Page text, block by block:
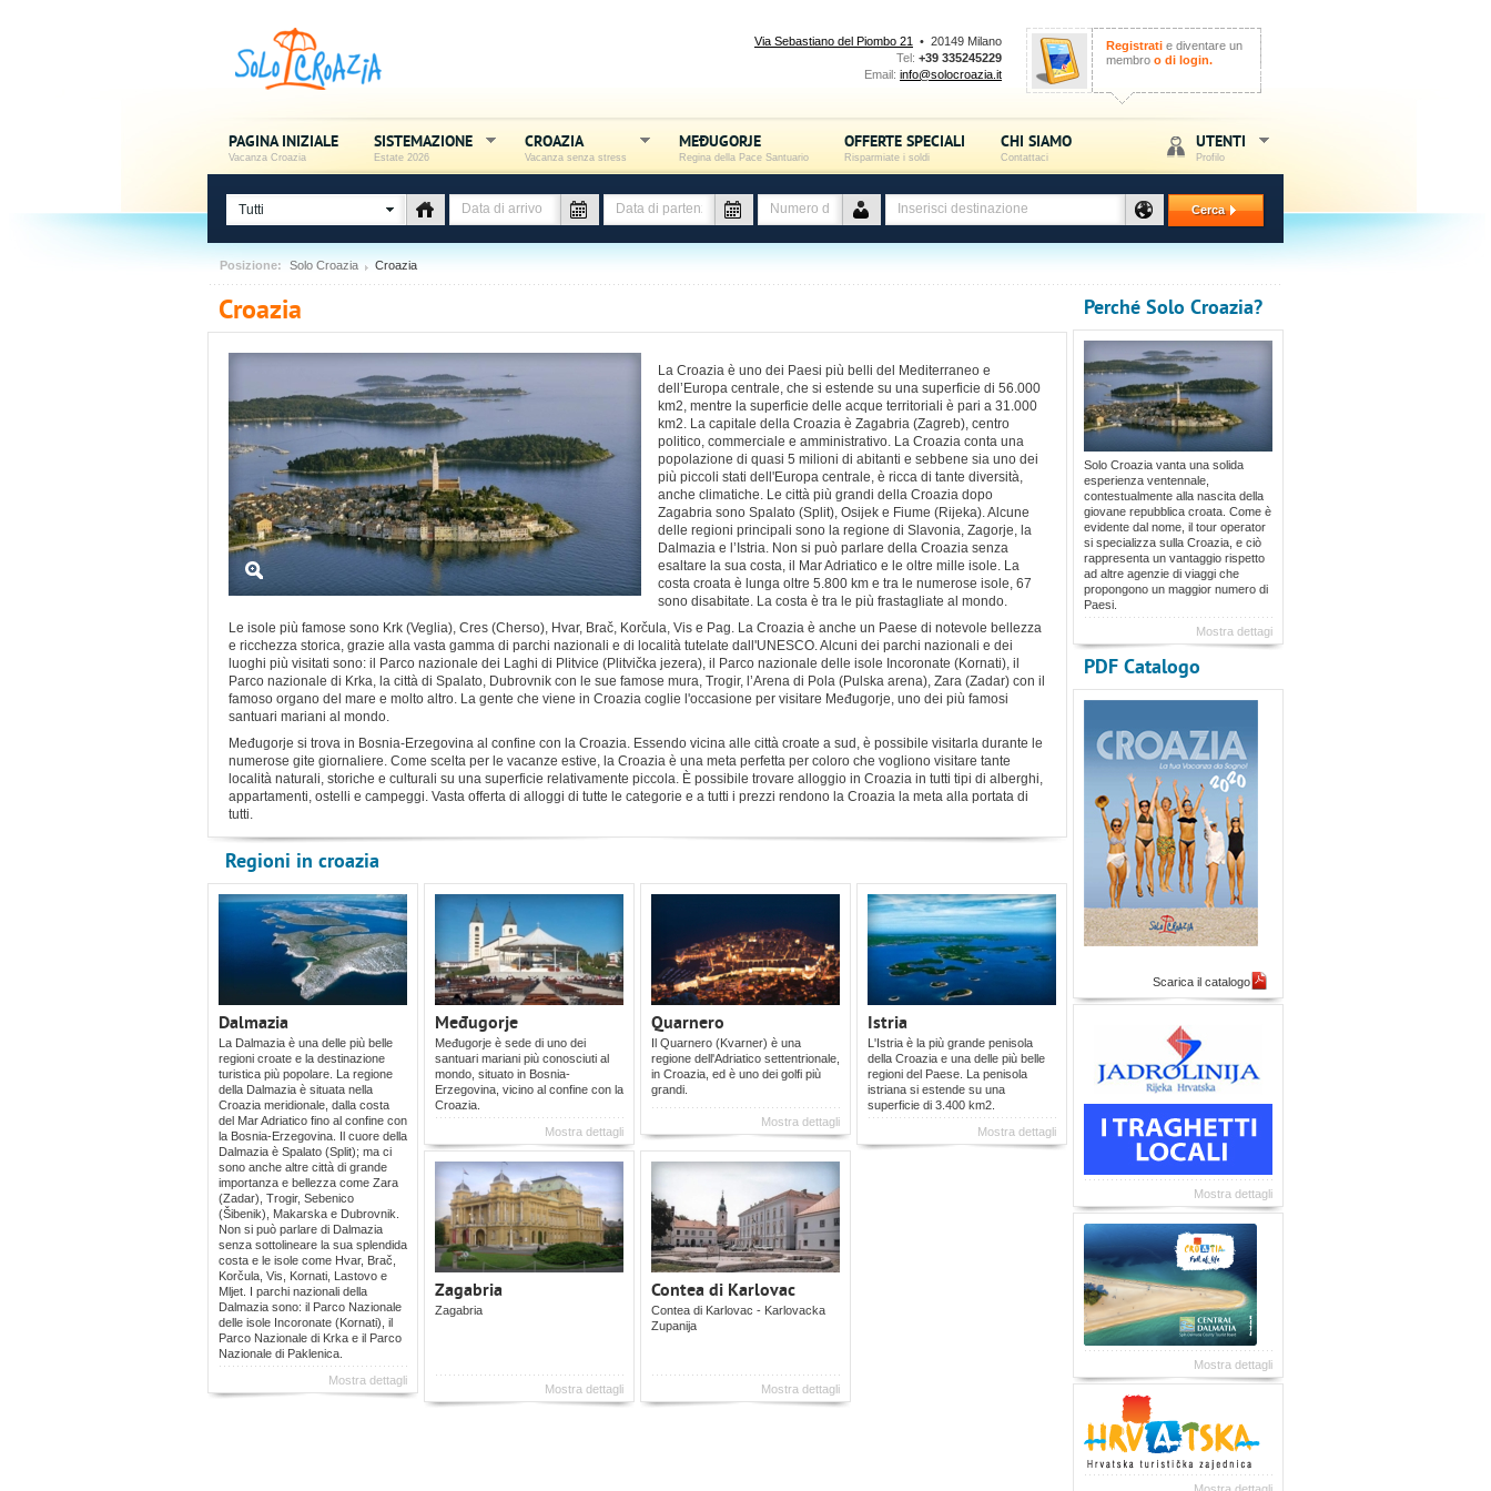
Via Sebastiano del Piombo 21
• 20149 Milano
Tel: +39 335245229
Email: info@solocroazia.it
Registrati e diventare un
membro o di login.
PAGINA INIZIALE
Vacanza Croazia
SISTEMAZIONE
Estate 2026
CROAZIA
Vacanza senza stress
MEĐUGORJE
Regina della Pace Santuario
OFFERTE SPECIALI
Risparmiate i soldi
CHI SIAMO
Contattaci
UTENTI
Profilo
Tutti Cerca
Posizione: Solo Croazia Croazia
Croazia
La Croazia è uno dei Paesi più belli del Mediterraneo e
dell’Europa centrale, che si estende su una superficie di 56.000
km2, mentre la superficie delle acque territoriali è pari a 31.000
km2. La capitale della Croazia è Zagabria (Zagreb), centro
politico, commerciale e amministrativo. La Croazia conta una
popolazione di quasi 5 milioni di abitanti e sebbene sia uno dei
più piccoli stati dell'Europa centrale, è ricca di tante diversità,
anche climatiche. Le città più grandi della Croazia dopo
Zagabria sono Spalato (Split), Osijek e Fiume (Rijeka). Alcune
delle regioni principali sono la regione di Slavonia, Zagorje, la
Dalmazia e l’Istria. Non si può parlare della Croazia senza
esaltare la sua costa, il Mar Adriatico e le oltre mille isole. La
costa croata è lunga oltre 5.800 km e tra le numerose isole, 67
sono disabitate. La costa è tra le più frastagliate al mondo.
Le isole più famose sono Krk (Veglia), Cres (Cherso), Hvar, Brač, Korčula, Vis e Pag. La Croazia è anche un Paese di notevole bellezza
e ricchezza storica, grazie alla vasta gamma di parchi nazionali e di località tutelate dall'UNESCO. Alcuni dei parchi nazionali e dei
luoghi più visitati sono: il Parco nazionale dei Laghi di Plitvice (Plitvička jezera), il Parco nazionale delle isole Incoronate (Kornati), il
Parco nazionale di Krka, la città di Spalato, Dubrovnik con le sue famose mura, Trogir, l’Arena di Pola (Pulska arena), Zara (Zadar) con il
famoso organo del mare e molto altro. La gente che viene in Croazia coglie l'occasione per visitare Međugorje, uno dei più famosi
santuari mariani al mondo.
Međugorje si trova in Bosnia-Erzegovina al confine con la Croazia. Essendo vicina alle città croate a sud, è possibile visitarla durante le
numerose gite giornaliere. Come scelta per le vacanze estive, la Croazia è una meta perfetta per coloro che vogliono visitare tante
località naturali, storiche e culturali su una superficie relativamente piccola. È possibile trovare alloggio in Croazia in tutti tipi di alberghi,
appartamenti, ostelli e campeggi. Vasta offerta di alloggi di tutte le categorie e a tutti i prezzi rendono la Croazia la meta alla portata di
tutti.
Regioni in croazia
Dalmazia
La Dalmazia è una delle più belle
regioni croate e la destinazione
turistica più popolare. La regione
della Dalmazia è situata nella
Croazia meridionale, dalla costa
del Mar Adriatico fino al confine con
la Bosnia-Erzegovina. Il cuore della
Dalmazia è Spalato (Split); ma ci
sono anche altre città di grande
importanza e bellezza come Zara
(Zadar), Trogir, Sebenico
(Šibenik), Makarska e Dubrovnik.
Non si può parlare di Dalmazia
senza sottolineare la sua splendida
costa e le isole come Hvar, Brač,
Korčula, Vis, Kornati, Lastovo e
Mljet. I parchi nazionali della
Dalmazia sono: il Parco Nazionale
delle isole Incoronate (Kornati), il
Parco Nazionale di Krka e il Parco
Nazionale di Paklenica.
Mostra dettagli
Međugorje
Međugorje è sede di uno dei
santuari mariani più conosciuti al
mondo, situato in Bosnia-
Erzegovina, vicino al confine con la
Croazia.
Mostra dettagli
Quarnero
Il Quarnero (Kvarner) è una
regione dell'Adriatico settentrionale,
in Croazia, ed è uno dei golfi più
grandi.
Mostra dettagli
Istria
L'Istria è la più grande penisola
della Croazia e una delle più belle
regioni del Paese. La penisola
istriana si estende su una
superficie di 3.400 km2.
Mostra dettagli
Zagabria
Zagabria
Mostra dettagli
Contea di Karlovac
Contea di Karlovac - Karlovacka
Zupanija
Mostra dettagli
Perché Solo Croazia?
Solo Croazia vanta una solida
esperienza ventennale,
contestualmente alla nascita della
giovane repubblica croata. Come è
evidente dal nome, il tour operator
si specializza sulla Croazia, e ciò
rappresenta un vantaggio rispetto
ad altre agenzie di viaggi che
propongono un maggior numero di
Paesi.
Mostra dettagi
PDF Catalogo
Scarica il catalogo
Mostra dettagli
Mostra dettagli